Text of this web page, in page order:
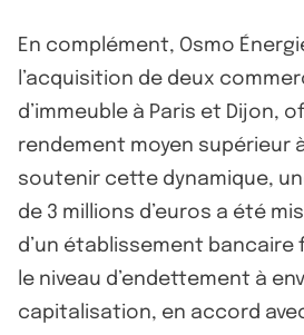
En complément, Osmo
l’acquisition de deux
d’immeuble à Paris et Dijon,
rendement moyen supérieur à
soutenir cette dynamique,
de 3 millions d’euros a été
d’un établissement
le niveau d’endettement à
capitalisation, en accord